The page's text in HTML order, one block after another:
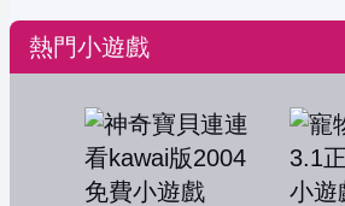
熱門小遊戲